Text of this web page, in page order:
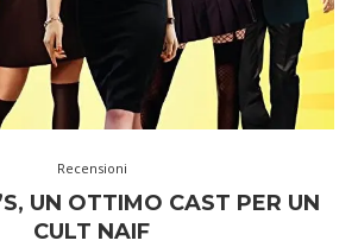
Recensioni
UN OTTIMO CAST PER UN
CULT NAIF